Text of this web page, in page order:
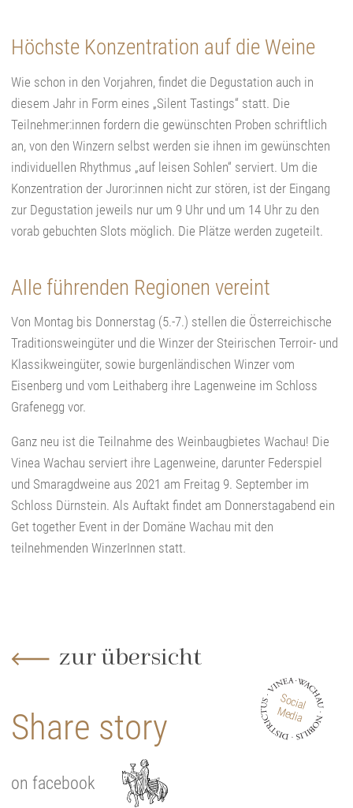
Höchste Konzentration auf die Weine
Wie schon in den Vorjahren, findet die Degustation auch in
diesem Jahr in Form eines „Silent Tastings“ statt. Die
Teilnehmer:innen fordern die gewünschten Proben schriftlich
an, von den Winzern selbst werden sie ihnen im gewünschten
individuellen Rhythmus „auf leisen Sohlen“ serviert. Um die
Konzentration der Juror:innen nicht zur stören, ist der Eingang
zur Degustation jeweils nur um 9 Uhr und um 14 Uhr zu den
vorab gebuchten Slots möglich. Die Plätze werden zugeteilt.
Alle führenden Regionen vereint
Von Montag bis Donnerstag (5.-7.) stellen die Österreichische
Traditionsweingüter und die Winzer der Steirischen Terroir- und
Klassikweingüter, sowie burgenländischen Winzer vom
Eisenberg und vom Leithaberg ihre Lagenweine im Schloss
Grafenegg vor.
Ganz neu ist die Teilnahme des Weinbaugbietes Wachau! Die
Vinea Wachau serviert ihre Lagenweine, darunter Federspiel
und Smaragdweine aus 2021 am Freitag 9. September im
Schloss Dürnstein. Als Auftakt findet am Donnerstagabend ein
Get together Event in der Domäne Wachau mit den
teilnehmenden WinzerInnen statt.
zur übersicht
Social
Media
Share story
on facebook